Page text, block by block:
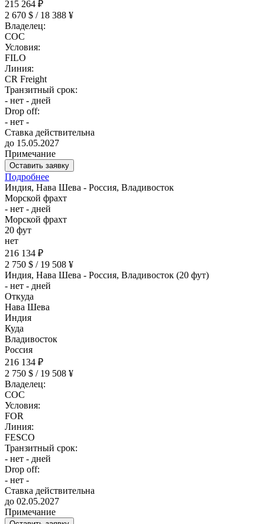
215 264 ₽
2 670 $ / 18 388 ¥
Владелец:
COC
Условия:
FILO
Линия:
CR Freight
Транзитный срок:
- нет - дней
Drop off:
- нет -
Ставка действительна
до 15.05.2027
Примечание
Оставить заявку
Подробнее
Индия, Нава Шева - Россия, Владивосток
Морской фрахт
- нет - дней
Морской фрахт
20 фут
нет
216 134 ₽
2 750 $ / 19 508 ¥
Индия, Нава Шева - Россия, Владивосток (20 фут)
- нет - дней
Откуда
Нава Шева
Индия
Куда
Владивосток
Россия
216 134 ₽
2 750 $ / 19 508 ¥
Владелец:
COC
Условия:
FOR
Линия:
FESCO
Транзитный срок:
- нет - дней
Drop off:
- нет -
Ставка действительна
до 02.05.2027
Примечание